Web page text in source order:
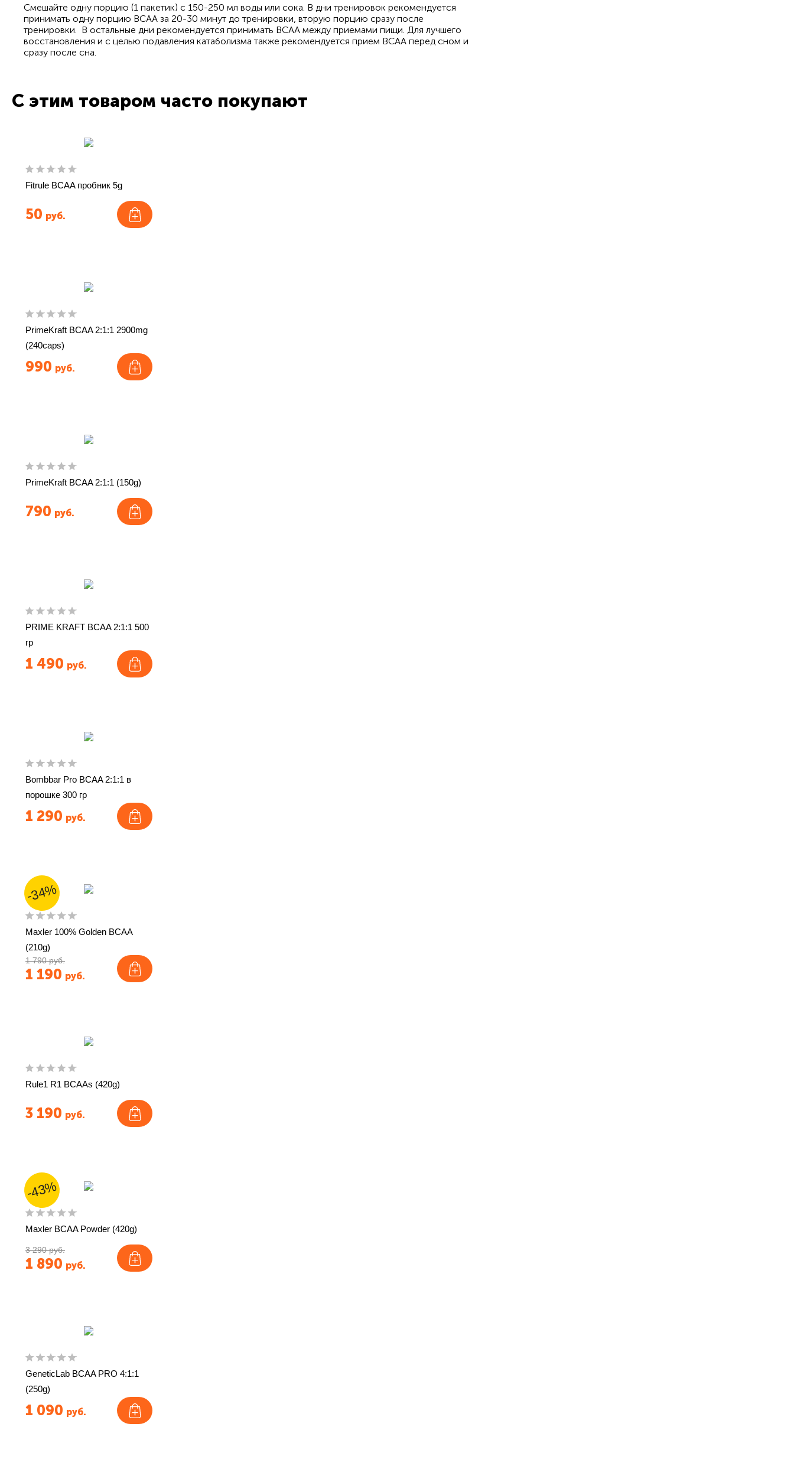
Смешайте одну порцию (1 пакетик) с 150-250 мл воды или сока. В дни тренировок рекомендуется
принимать одну порцию BCAA за 20-30 минут до тренировки, вторую порцию сразу после
тренировки. В остальные дни рекомендуется принимать BCAA между приемами пищи. Для лучшего
восстановления и с целью подавления катаболизма также рекомендуется прием BCAA перед сном и
сразу после сна.
С этим товаром часто покупают
Fitrule BCAA пробник 5g
50 руб.
PrimeKraft BCAA 2:1:1 2900mg
(240caps)
990 руб.
PrimeKraft BCAA 2:1:1 (150g)
790 руб.
PRIME KRAFT BCAA 2:1:1 500
гр
1 490 руб.
Bombbar Pro BCAA 2:1:1 в
порошке 300 гр
1 290 руб.
Maxler 100% Golden BCAA
(210g)
1 790 руб.
1 190 руб.
-34%
Rule1 R1 BCAAs (420g)
3 190 руб.
Maxler BCAA Powder (420g)
3 290 руб.
1 890 руб.
-43%
GeneticLab BCAA PRO 4:1:1
(250g)
1 090 руб.